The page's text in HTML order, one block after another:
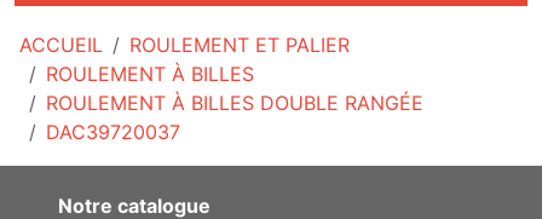
ACCUEIL
ROULEMENT ET PALIER
ROULEMENT À BILLES
ROULEMENT À BILLES DOUBLE RANGÉE
DAC39720037
Notre catalogue